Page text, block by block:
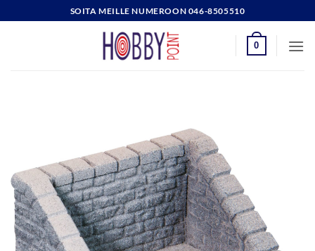
to
SOITA MEILLE NUMEROON 046-8505510
0